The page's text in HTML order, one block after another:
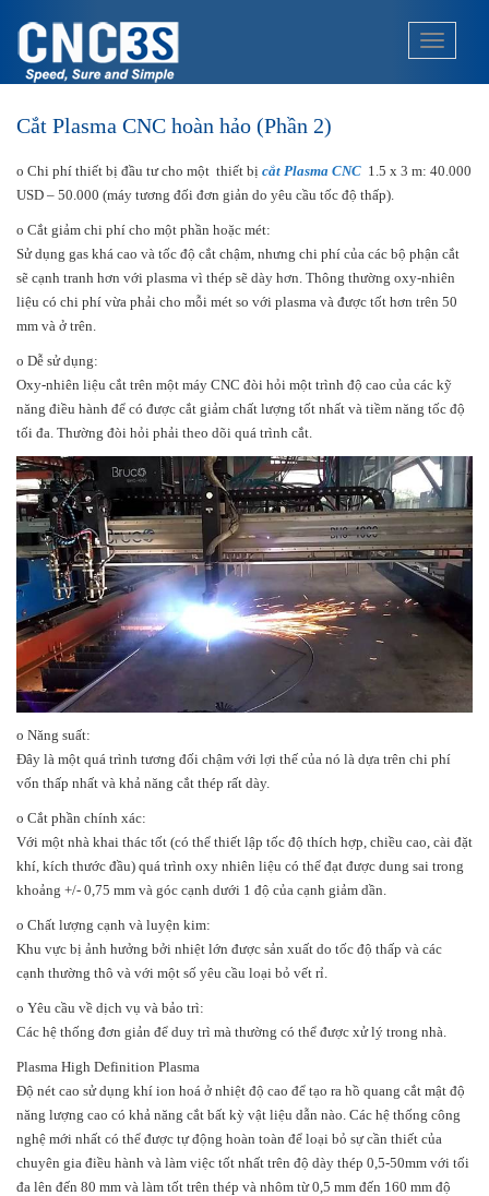
p
Cắt Plasma CNC hoàn hảo (Phần 2)
o Chi phí thiết bị đầu tư cho một thiết bị cắt Plasma CNC 1.5 x 3 m: 40.000
USD – 50.000 (máy tương đối đơn giản do yêu cầu tốc độ thấp).
o Cắt giảm chi phí cho một phần hoặc mét:
Sử dụng gas khá cao và tốc độ cắt chậm, nhưng chi phí của các bộ phận cắt
sẽ cạnh tranh hơn với plasma vì thép sẽ dày hơn. Thông thường oxy-nhiên
liệu có chi phí vừa phải cho mỗi mét so với plasma và được tốt hơn trên 50
mm và ở trên.
o Dễ sử dụng:
Oxy-nhiên liệu cắt trên một máy CNC đòi hỏi một trình độ cao của các kỹ
năng điều hành để có được cắt giảm chất lượng tốt nhất và tiềm năng tốc độ
tối đa. Thường đòi hỏi phải theo dõi quá trình cắt.
o Năng suất:
Đây là một quá trình tương đối chậm với lợi thế của nó là dựa trên chi phí
vốn thấp nhất và khả năng cắt thép rất dày.
o Cắt phần chính xác:
Với một nhà khai thác tốt (có thể thiết lập tốc độ thích hợp, chiều cao, cài đặt
khí, kích thước đầu) quá trình oxy nhiên liệu có thể đạt được dung sai trong
khoảng +/- 0,75 mm và góc cạnh dưới 1 độ của cạnh giảm dần.
o Chất lượng cạnh và luyện kim:
Khu vực bị ảnh hưởng bởi nhiệt lớn được sản xuất do tốc độ thấp và các
cạnh thường thô và với một số yêu cầu loại bỏ vết rỉ.
o Yêu cầu về dịch vụ và bảo trì:
Các hệ thống đơn giản để duy trì mà thường có thể được xử lý trong nhà.
Plasma High Definition Plasma
Độ nét cao sử dụng khí ion hoá ở nhiệt độ cao để tạo ra hồ quang cắt mật độ
năng lượng cao có khả năng cắt bất kỳ vật liệu dẫn nào. Các hệ thống công
nghệ mới nhất có thể được tự động hoàn toàn để loại bỏ sự cần thiết của
chuyên gia điều hành và làm việc tốt nhất trên độ dày thép 0,5-50mm với tối
đa lên đến 80 mm và làm tốt trên thép và nhôm từ 0,5 mm đến 160 mm độ